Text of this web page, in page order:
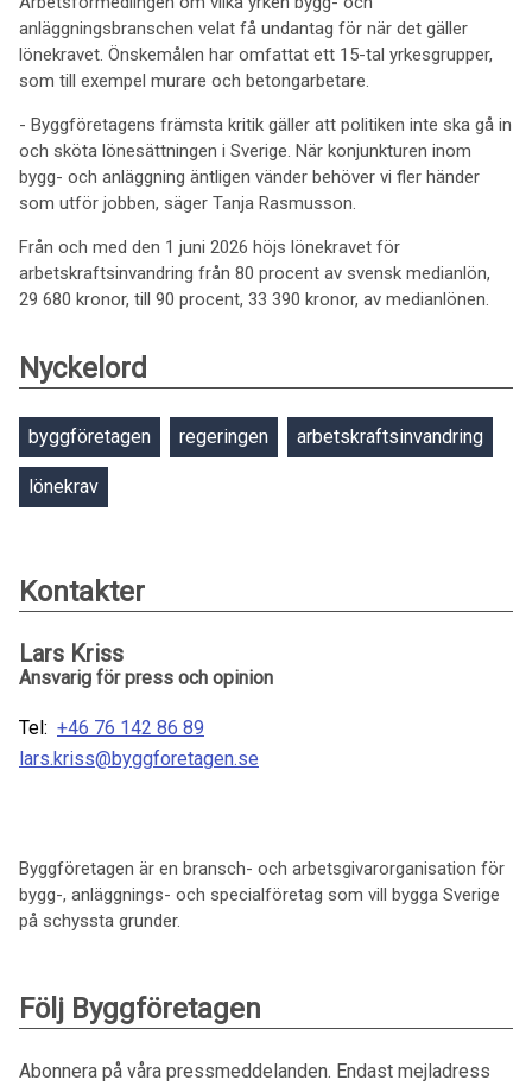
anläggningsbranschen velat få undantag för när det gäller
lönekravet. Önskemålen har omfattat ett 15-tal yrkesgrupper,
som till exempel murare och betongarbetare.
- Byggföretagens främsta kritik gäller att politiken inte ska gå in
och sköta lönesättningen i Sverige. När konjunkturen inom
bygg- och anläggning äntligen vänder behöver vi fler händer
som utför jobben, säger Tanja Rasmusson.
Från och med den 1 juni 2026 höjs lönekravet för
arbetskraftsinvandring från 80 procent av svensk medianlön,
29 680 kronor, till 90 procent, 33 390 kronor, av medianlönen.
Nyckelord
byggföretagen regeringen arbetskraftsinvandring
lönekrav
Kontakter
Lars Kriss
Ansvarig för press och opinion
Tel: +46 76 142 86 89
lars.kriss@byggforetagen.se
Byggföretagen är en bransch- och arbetsgivarorganisation för
bygg-, anläggnings- och specialföretag som vill bygga Sverige
på schyssta grunder.
Följ Byggföretagen
Abonnera på våra pressmeddelanden. Endast mejladress